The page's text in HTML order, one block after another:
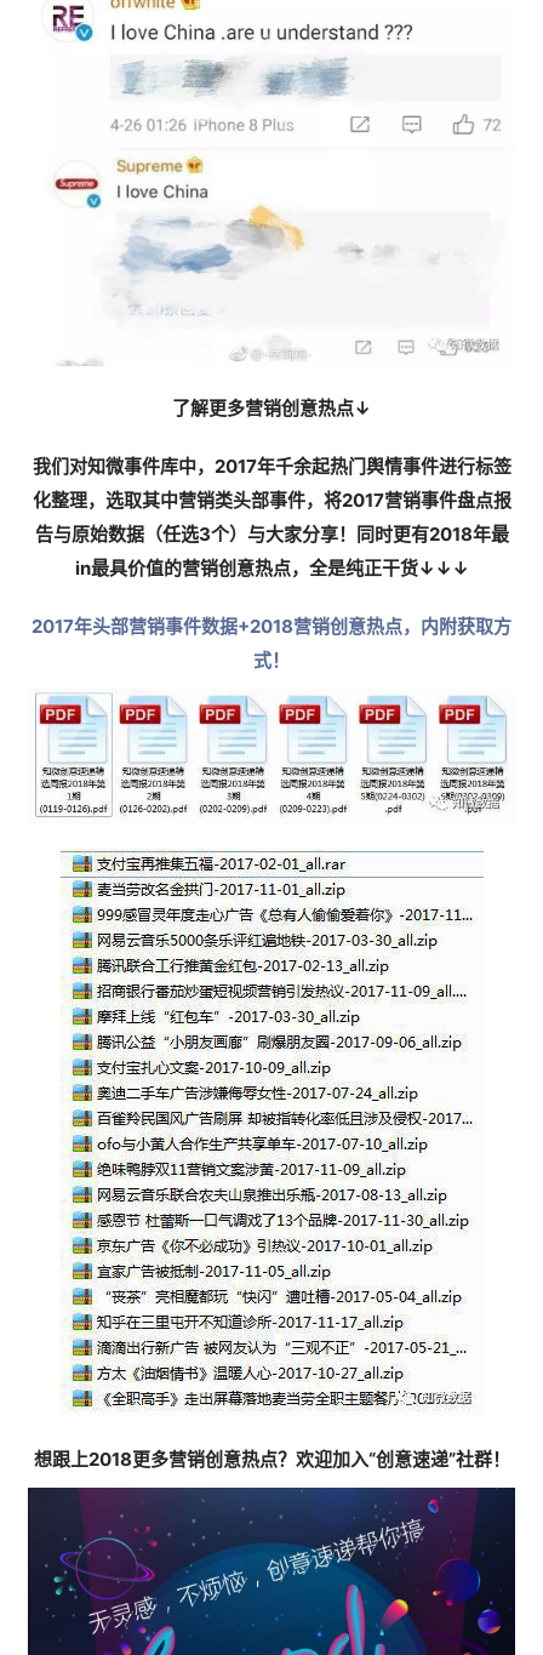
了解更多营销创意热点↓
我们对知微事件库中，2017年千余起热门舆情事件进行标签
化整理，选取其中营销类头部事件，将2017营销事件盘点报
告与原始数据（任选3个）与大家分享！同时更有2018年最
in最具价值的营销创意热点，全是纯正干货↓↓↓
2017年头部营销事件数据+2018营销创意热点，内附获取方
式！
想跟上2018更多营销创意热点？欢迎加入“创意速递”社群！